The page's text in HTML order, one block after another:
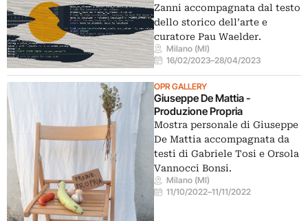
Zanni accompagnata dal testo
dello storico dell’arte e
curatore Pau Waelder.
Milano (MI)
16/02/2023–28/04/2023
OPR GALLERY
Giuseppe De Mattia -
Produzione Propria
Mostra personale di Giuseppe
De Mattia accompagnata da
testi di Gabriele Tosi e Orsola
Vannocci Bonsi.
Milano (MI)
11/10/2022–11/11/2022